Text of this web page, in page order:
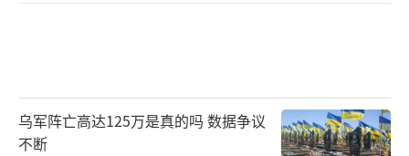
乌军阵亡高达125万是真的吗 数据争议
不断